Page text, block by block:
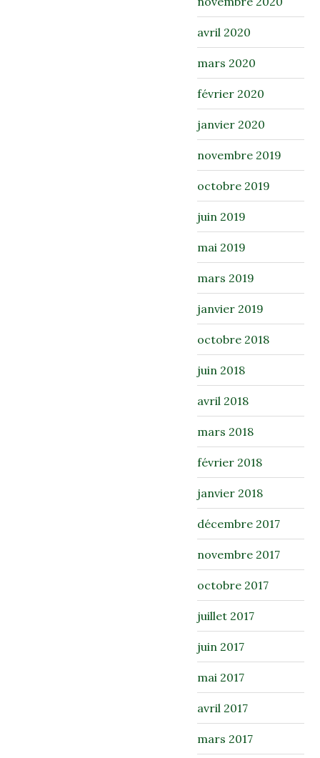
avril 2020
mars 2020
février 2020
janvier 2020
novembre 2019
octobre 2019
juin 2019
mai 2019
mars 2019
janvier 2019
octobre 2018
juin 2018
avril 2018
mars 2018
février 2018
janvier 2018
décembre 2017
novembre 2017
octobre 2017
juillet 2017
juin 2017
mai 2017
avril 2017
mars 2017